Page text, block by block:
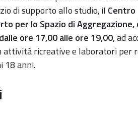
di supporto allo studio, il Centro
per lo Spazio di Aggregazione,
ore 17,00 alle ore 19,00,ad
attività ricreative e laboratori per
18 anni.